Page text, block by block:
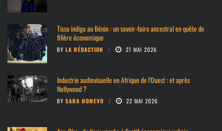
Tissu indigo au Bénin : un savoir-faire ancestral en quête de
filière économique
BY LA RÉDACTION 27 MAI 2026
Industrie audiovisuelle en Afrique de l’Ouest : et après
Nollywood ?
BY SARA HOMEVO 22 MAI 2026